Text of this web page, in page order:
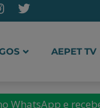
AEPET TV
WhatsApp e